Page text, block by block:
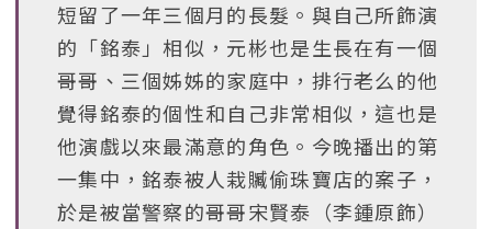
短留了一年三個月的長髮。與自己所飾演
的「銘泰」相似，元彬也是生長在有一個
哥哥、三個姊姊的家庭中，排行老么的他
覺得銘泰的個性和自己非常相似，這也是
他演戲以來最滿意的角色。今晚播出的第
一集中，銘泰被人栽贓偷珠寶店的案子，
於是被當警察的哥哥宋賢泰（李鍾原飾）